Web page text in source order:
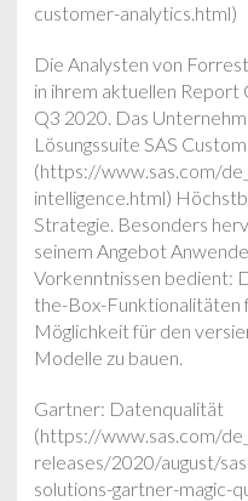
customer-analytics.html)
Die Analysten von
in ihrem aktuellen Report
Q3 2020. Das
Lösungssuite SAS
(https://www.sas.com/
intelligence.html)
Strategie. Besonders
seinem Angebot
Vorkenntnissen bedient:
the-Box-Funktionalitäten
Möglichkeit für den
Modelle zu bauen.
Gartner: Datenqualität
(https://www.sas.com/
releases/2020/august/
solutions-gartner-magic-